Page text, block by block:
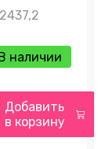
наличии
Добавить
в корзину